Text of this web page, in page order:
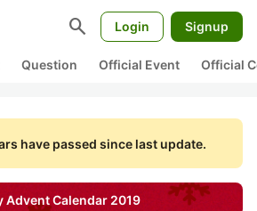
search Login Signup
Question Official Event Official
have passed since last update.
Advent Calendar 2019